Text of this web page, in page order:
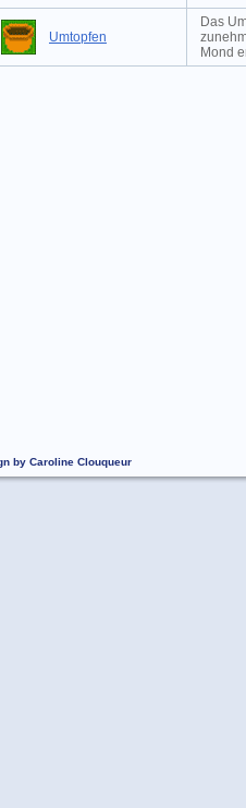
Umtopfen
Das
Mond
by Caroline Clouqueur